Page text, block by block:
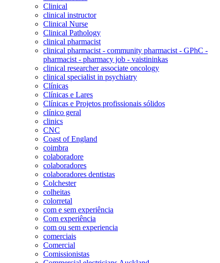
Clinical
clinical instructor
Clinical Nurse
Clinical Pathology
clinical pharmacist
clinical pharmacist - community pharmacist - GPhC -
pharmacist - pharmacy job - vaistininkas
clinical researcher associate oncology
clinical specialist in psychiatry
Clínicas
Clínicas e Lares
Clínicas e Projetos profissionais sólidos
clínico geral
clinics
CNC
Coast of England
coimbra
colaboradore
colaboradores
colaboradores dentistas
Colchester
colheitas
colorretal
com e sem experiência
Com experiência
com ou sem experiencia
comerciais
Comercial
Comissionistas